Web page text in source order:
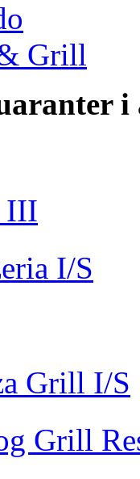
Grill
i
III
I/S
Grill I/S
Grill